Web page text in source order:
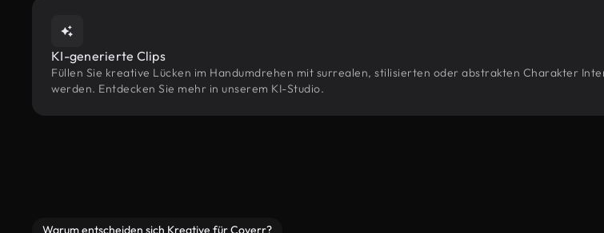
KI-generierte Clips
Füllen Sie kreative Lücken im Handumdrehen mit surrealen, stilisierten oder abstrakten Charakter
werden. Entdecken Sie mehr in unserem KI-Studio.
Warum entscheiden sich Kreative für Coverr?